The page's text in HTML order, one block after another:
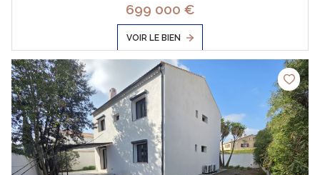
699 000 €
VOIR LE BIEN